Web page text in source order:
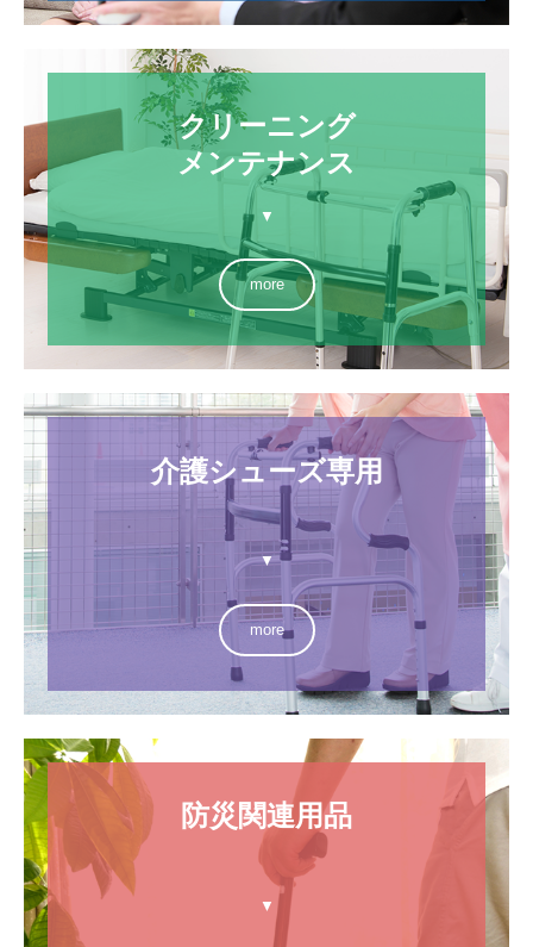
クリーニング
メンテナンス
▼
more
介護シューズ専用
▼
more
防災関連用品
▼